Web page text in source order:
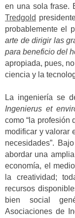
en una sola frase.
Tredgold
probablemente el
arte de dirigir las
para beneficio del
apropiada, pues,
ciencia y la
La ingeniería se
Ingenierus et
como “la profesión
modificar y valorar
necesidades”.
abordar una
economía, el
la creatividad;
recursos
bien social
Asociaciones de